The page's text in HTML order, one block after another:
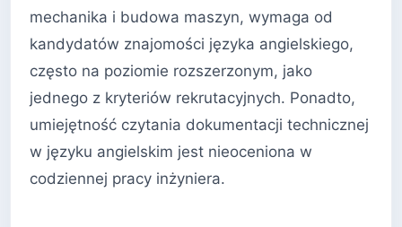
mechanika i budowa maszyn, wymaga od
kandydatów znajomości języka angielskiego,
często na poziomie rozszerzonym, jako
jednego z kryteriów rekrutacyjnych. Ponadto,
umiejętność czytania dokumentacji technicznej
w języku angielskim jest nieoceniona w
codziennej pracy inżyniera.